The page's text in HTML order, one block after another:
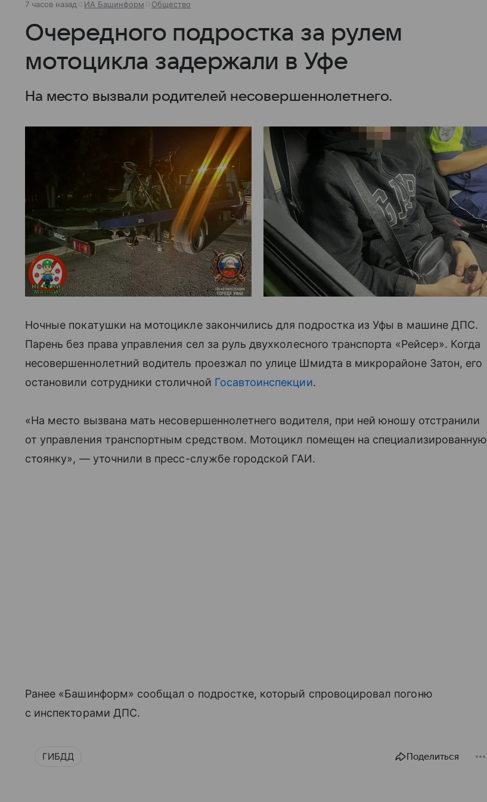
7 часов назад ИА Башинформ Общество
Очередного подростка за рулем
мотоцикла задержали в Уфе
На место вызвали родителей несовершеннолетнего.
Ночные покатушки на мотоцикле закончились для подростка из Уфы в машине ДПС.
Парень без права управления сел за руль двухколесного транспорта «Рейсер». Когда
несовершеннолетний водитель проезжал по улице Шмидта в микрорайоне Затон, его
остановили сотрудники столичной Госавтоинспекции.
«На место вызвана мать несовершеннолетнего водителя, при ней юношу отстранили
от управления транспортным средством. Мотоцикл помещен на специализированную
стоянку», — уточнили в пресс-службе городской ГАИ.
Ранее «Башинформ» сообщал о подростке, который спровоцировал погоню
с инспекторами ДПС.
ГИБДД Поделиться